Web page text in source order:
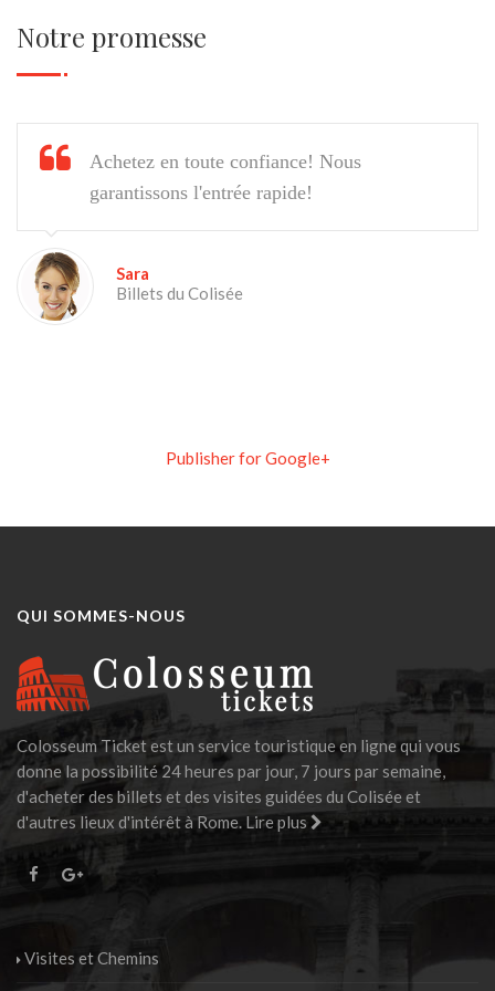
Notre promesse
Achetez en toute confiance! Nous
garantissons l'entrée rapide!
Sara
Billets du Colisée
Publisher for Google+
QUI SOMMES-NOUS
Colosseum Ticket est un service touristique en ligne qui vous
donne la possibilité 24 heures par jour, 7 jours par semaine,
d'acheter des billets et des visites guidées du Colisée et
d'autres lieux d'intérêt à Rome.Lire plus
Visites et Chemins